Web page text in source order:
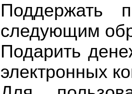
Поддержать
следующим
Подарить
электронных